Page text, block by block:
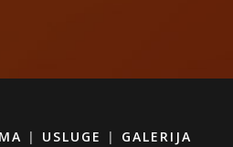
| USLUGE | GALERIJA